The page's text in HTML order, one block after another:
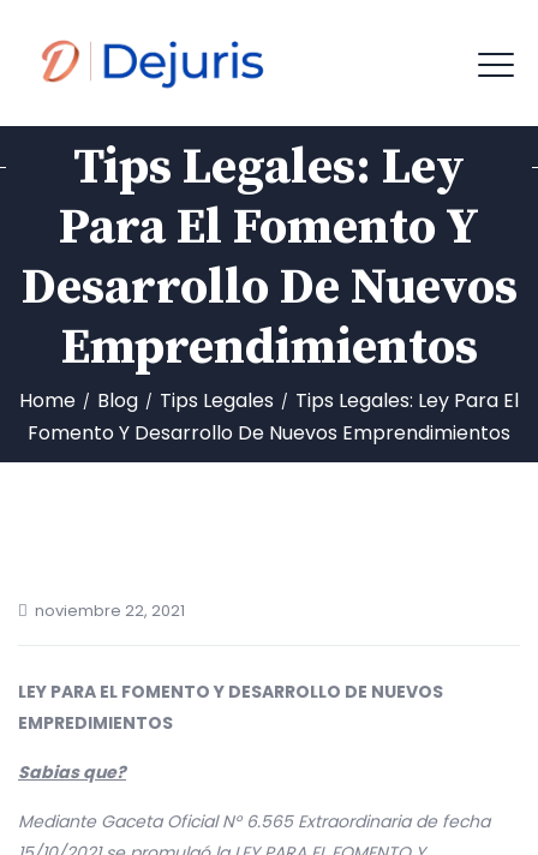
Tips Legales: Ley
Para El Fomento Y
Desarrollo De Nuevos
Emprendimientos
Home / Blog / Tips Legales / Tips Legales: Ley Para El
Fomento Y Desarrollo De Nuevos Emprendimientos
noviembre 22, 2021
LEY PARA EL FOMENTO Y DESARROLLO DE NUEVOS
EMPREDIMIENTOS
Sabias que?
Mediante Gaceta Oficial N° 6.565 Extraordinaria de fecha